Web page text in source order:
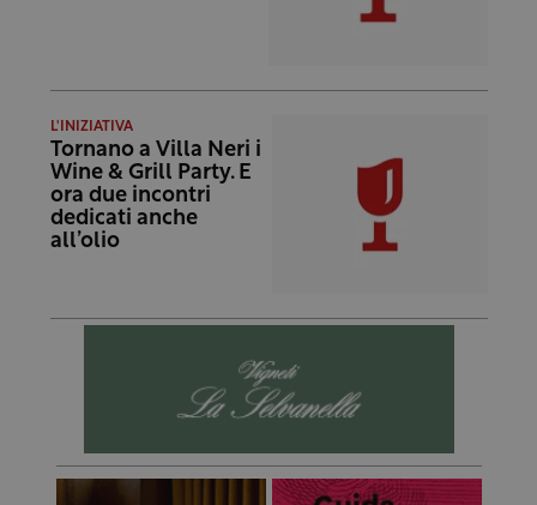
L'INIZIATIVA
Tornano a Villa Neri i
Wine & Grill Party. E
ora due incontri
dedicati anche
all’olio